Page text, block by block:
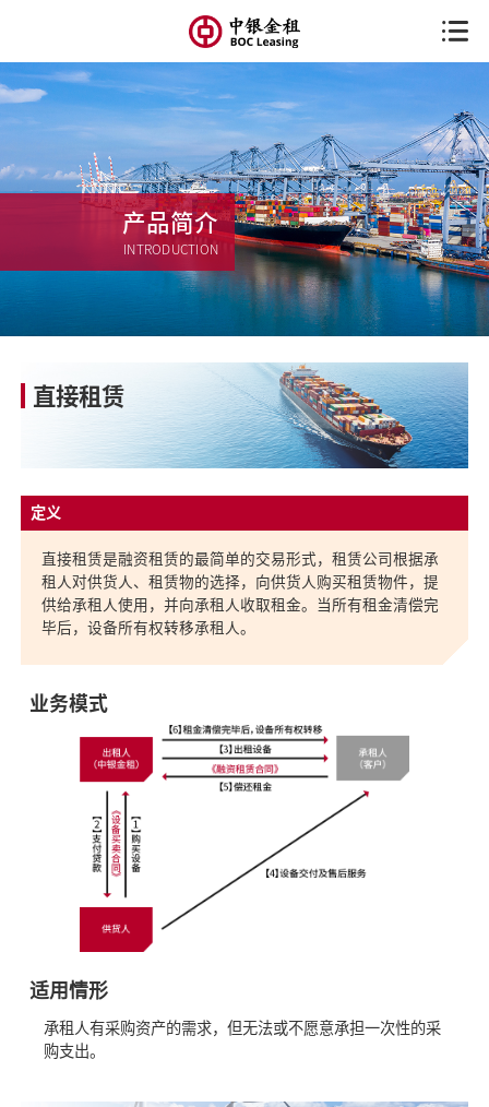
产品简介
INTRODUCTION
直接租赁
直接租赁是融资租赁的最简单的交易形式，租赁公司根据承
租人对供货人、租赁物的选择，向供货人购买租赁物件，提
供给承租人使用，并向承租人收取租金。当所有租金清偿完
毕后，设备所有权转移承租人。
业务模式
适用情形
承租人有采购资产的需求，但无法或不愿意承担一次性的采
购支出。